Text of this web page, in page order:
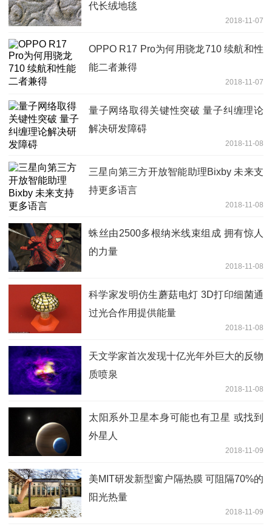
代长绒地毯
2018-11-07
OPPO R17 Pro为何用骁龙710 续航和性
能二者兼得
2018-11-07
量子网络取得关键性突破 量子纠缠理论
解决研发障碍
2018-11-08
三星向第三方开放智能助理Bixby 未来支
持更多语言
2018-11-08
蛛丝由2500多根纳米线束组成 拥有惊人
的力量
2018-11-08
科学家发明仿生蘑菇电灯 3D打印细菌通
过光合作用提供能量
2018-11-08
天文学家首次发现十亿光年外巨大的反物
质喷泉
2018-11-08
太阳系外卫星本身可能也有卫星 或找到
外星人
2018-11-09
美MIT研发新型窗户隔热膜 可阻隔70%的
阳光热量
2018-11-09